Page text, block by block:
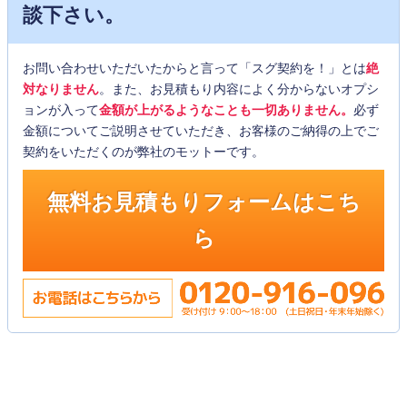
談下さい。
お問い合わせいただいたからと言って「スグ契約を！」とは絶
対なりません。また、お見積もり内容によく分からないオプシ
ョンが入って金額が上がるようなことも一切ありません。 必ず
金額についてご説明させていただき、お客様のご納得の上でご
契約をいただくのが弊社のモットーです。
無料お見積もりフォームはこち
ら